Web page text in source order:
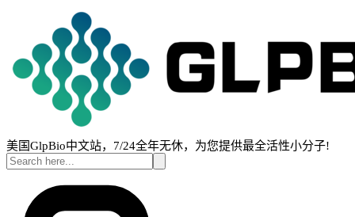
美国GlpBio中文站，7/24全年无休，为您提供最全活性小分子!